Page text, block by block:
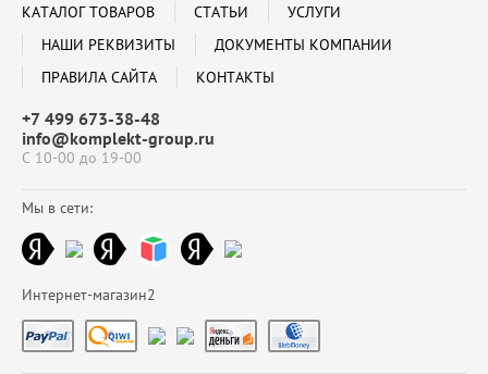
КАТАЛОГ ТОВАРОВ СТАТЬИ
УСЛУГИ
НАШИ РЕКВИЗИТЫ
ДОКУМЕНТЫ КОМПАНИИ
ПРАВИЛА САЙТА
КОНТАКТЫ
+7 499 673-38-48
info@komplekt-group.ru
С 10-00 до 19-00
Мы в сети:
Интернет-магазин2